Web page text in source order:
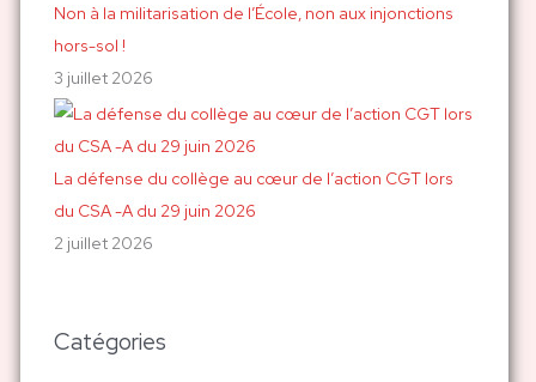
Non à la militarisation de l’École, non aux injonctions
hors-sol !
3 juillet 2026
La défense du collège au cœur de l’action CGT lors
du CSA -A du 29 juin 2026
2 juillet 2026
Catégories